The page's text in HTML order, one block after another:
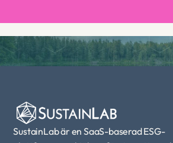
SustainLab är en SaaS-baserad ESG-